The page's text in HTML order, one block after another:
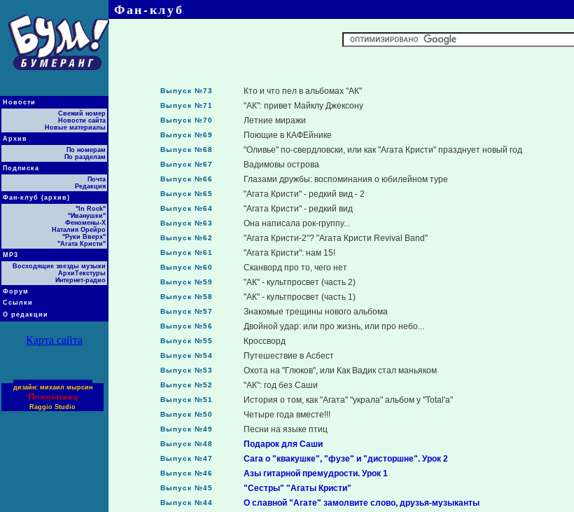
Новости
Свежий номер
Новости сайта
Новые материалы
Архив
По номерам
По разделам
Подписка
Почта
Редакция
Фан-клуб (архив)
"In Rock"
"Иванушки"
Феномены-Х
Наталия Орейро
"Руки Вверх"
"Агата Кристи"
МР3
Восходящие звезды музыки
АрхиТекстуры
Интернет-радио
Форум
Ссылки
О редакции
Карта сайта
дизайн: михаил мырсин
Поддержка
Raggio Studio
Фан-клуб
Выпуск №73 Кто и что пел в альбомах "АК"
Выпуск №71 "АК": привет Майклу Джексону
Выпуск №70 Летние миражи
Выпуск №69 Поющие в КАФЕйнике
Выпуск №68 "Оливье" по-свердловски, или как "Агата Кристи" празднует новый год
Выпуск №67 Вадимовы острова
Выпуск №66 Глазами дружбы: воспоминания о юбилейном туре
Выпуск №65 "Агата Кристи" - редкий вид - 2
Выпуск №64 "Агата Кристи" - редкий вид
Выпуск №63 Она написала рок-группу...
Выпуск №62 "Агата Кристи-2"? "Агата Кристи Revival Band"
Выпуск №61 "Агата Кристи": нам 15!
Выпуск №60 Сканворд про то, чего нет
Выпуск №59 "АК" - культпросвет (часть 2)
Выпуск №58 "АК" - культпросвет (часть 1)
Выпуск №57 Знакомые трещины нового альбома
Выпуск №56 Двойной удар: или про жизнь, или про небо...
Выпуск №55 Кроссворд
Выпуск №54 Путешествие в Асбест
Выпуск №53 Охота на "Глюков", или Как Вадик стал маньяком
Выпуск №52 "АК": год без Саши
Выпуск №51 История о том, как "Агата" "украла" альбом у "Total'a"
Выпуск №50 Четыре года вместе!!!
Выпуск №49 Песни на языке птиц
Выпуск №48 Подарок для Саши
Выпуск №47 Сага о "квакушке", "фузе" и "дисторшне". Урок 2
Выпуск №46 Азы гитарной премудрости. Урок 1
Выпуск №45 "Сестры" "Агаты Кристи"
Выпуск №44 О славной "Агате" замолвите слово, друзья-музыканты